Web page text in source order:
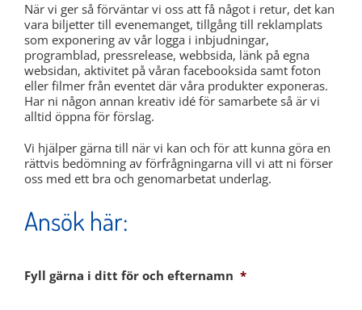
När vi ger så förväntar vi oss att få något i retur, det kan
vara biljetter till evenemanget, tillgång till reklamplats
som exponering av vår logga i inbjudningar,
programblad, pressrelease, webbsida, länk på egna
websidan, aktivitet på våran facebooksida samt foton
eller filmer från eventet där våra produkter exponeras.
Har ni någon annan kreativ idé för samarbete så är vi
alltid öppna för förslag.
Vi hjälper gärna till när vi kan och för att kunna göra en
rättvis bedömning av förfrågningarna vill vi att ni förser
oss med ett bra och genomarbetat underlag.
Ansök här:
Fyll gärna i ditt för och efternamn *